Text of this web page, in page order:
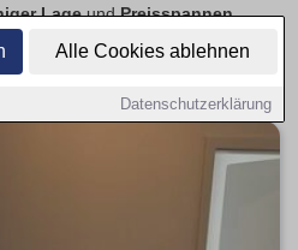
Alle Cookies ablehnen
Datenschutzerklärung
LageundPreisspannen.
Optionen, prüfe
.